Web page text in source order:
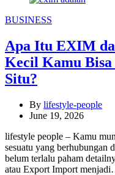
Categories
BUSINESS
Apa Itu EXIM
Kecil Kamu
Situ?
By lifestyle-people
June 19, 2026
lifestyle people – Kamu
sesuatu yang berhubungan
belum terlalu paham
atau Export Import